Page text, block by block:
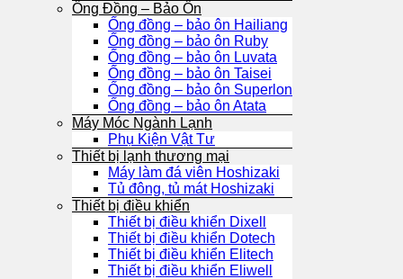
Ống Đồng – Bảo Ôn
Ống đồng – bảo ôn Hailiang
Ống đồng – bảo ôn Ruby
Ống đồng – bảo ôn Luvata
Ống đồng – bảo ôn Taisei
Ống đồng – bảo ôn Superlon
Ống đồng – bảo ôn Atata
Máy Móc Ngành Lạnh
Phụ Kiện Vật Tư
Thiết bị lạnh thương mại
Máy làm đá viên Hoshizaki
Tủ đông, tủ mát Hoshizaki
Thiết bị điều khiển
Thiết bị điều khiển Dixell
Thiết bị điều khiển Dotech
Thiết bị điều khiển Elitech
Thiết bị điều khiển Eliwell